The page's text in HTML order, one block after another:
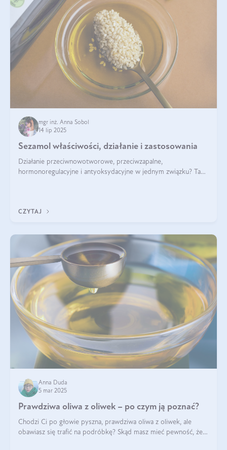
mgr inż. Anna Sobol
14 lip 2025
Sezamol właściwości, działanie i zastosowania
Działanie przeciwnowotworowe, przeciwzapalne,
hormonoregulacyjne i antyoksydacyjne w jednym związku? Tak
CZYTAJ
Anna Duda
5 mar 2025
Prawdziwa oliwa z oliwek – po czym ją poznać?
Chodzi Ci po głowie pyszna, prawdziwa oliwa z oliwek, ale
obawiasz się trafić na podróbkę? Skąd masz mieć pewność, że